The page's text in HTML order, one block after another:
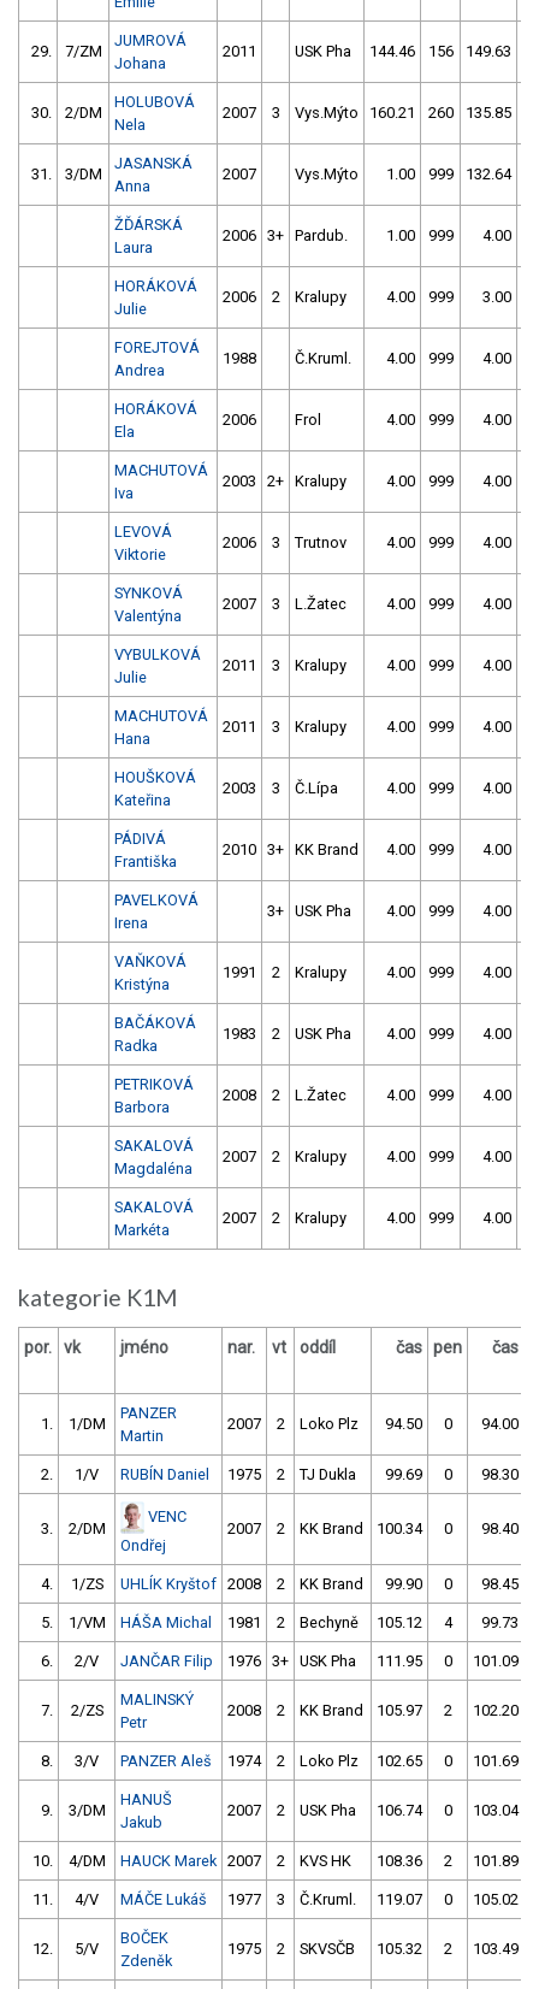
29. 7/ZM
JUMROVÁ
Johana
2011 USK Pha 144.46 156 149.63
30. 2/DM
HOLUBOVÁ
Nela
2007 3 Vys.Mýto 160.21 260 135.85
31. 3/DM
JASANSKÁ
Anna
2007 Vys.Mýto 1.00 999 132.64
ŽĎÁRSKÁ
Laura
2006 3+ Pardub. 1.00 999 4.00
HORÁKOVÁ
Julie
2006 2 Kralupy 4.00 999 3.00
FOREJTOVÁ
Andrea
1988 Č.Kruml. 4.00 999 4.00
HORÁKOVÁ
Ela
2006 Frol 4.00 999 4.00
MACHUTOVÁ
Iva
2003 2+ Kralupy 4.00 999 4.00
LEVOVÁ
Viktorie
2006 3 Trutnov 4.00 999 4.00
SYNKOVÁ
Valentýna
2007 3 L.Žatec 4.00 999 4.00
VYBULKOVÁ
Julie
2011 3 Kralupy 4.00 999 4.00
MACHUTOVÁ
Hana
2011 3 Kralupy 4.00 999 4.00
HOUŠKOVÁ
Kateřina
2003 3 Č.Lípa 4.00 999 4.00
PÁDIVÁ
Františka
2010 3+ KK Brand 4.00 999 4.00
PAVELKOVÁ
Irena
3+ USK Pha 4.00 999 4.00
VAŇKOVÁ
Kristýna
1991 2 Kralupy 4.00 999 4.00
BAČÁKOVÁ
Radka
1983 2 USK Pha 4.00 999 4.00
PETRIKOVÁ
Barbora
2008 2 L.Žatec 4.00 999 4.00
SAKALOVÁ
Magdaléna
2007 2 Kralupy 4.00 999 4.00
SAKALOVÁ
Markéta
2007 2 Kralupy 4.00 999 4.00
kategorie K1M
por. vk jméno nar. vt oddíl čas pen čas
1. 1/DM
PANZER
Martin
2007 2 Loko Plz 94.50 0 94.00
2. 1/V RUBÍN Daniel 1975 2 TJ Dukla 99.69 0 98.30
3. 2/DM
VENC
Ondřej
2007 2 KK Brand 100.34 0 98.40
4. 1/ZS UHLÍK Kryštof 2008 2 KK Brand 99.90 0 98.45
5. 1/VM HÁŠA Michal 1981 2 Bechyně 105.12 4 99.73
6. 2/V JANČAR Filip 1976 3+ USK Pha 111.95 0 101.09
7. 2/ZS
MALINSKÝ
Petr
2008 2 KK Brand 105.97 2 102.20
8. 3/V PANZER Aleš 1974 2 Loko Plz 102.65 0 101.69
9. 3/DM
HANUŠ
Jakub
2007 2 USK Pha 106.74 0 103.04
10. 4/DM HAUCK Marek 2007 2 KVS HK 108.36 2 101.89
11. 4/V MÁČE Lukáš 1977 3 Č.Kruml. 119.07 0 105.02
12. 5/V
BOČEK
Zdeněk
1975 2 SKVSČB 105.32 2 103.49